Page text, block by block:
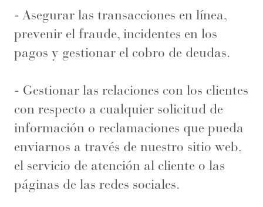
- Asegurar las transacciones en línea,
prevenir el fraude, incidentes en los
pagos y gestionar el cobro de deudas.
- Gestionar las relaciones con los clientes
con respecto a cualquier solicitud de
información o reclamaciones que pueda
enviarnos a través de nuestro sitio web,
el servicio de atención al cliente o las
páginas de las redes sociales.